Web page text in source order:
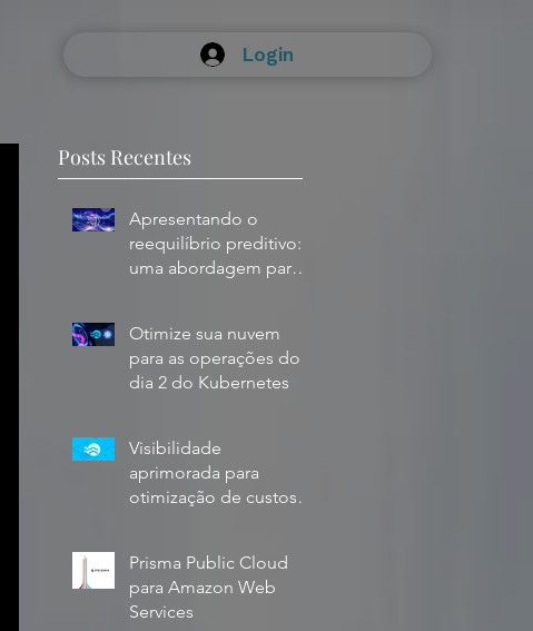
Login
Posts Recentes
Apresentando o
reequilíbrio preditivo:
uma abordagem para o
Otimize sua nuvem
para as operações do
dia 2 do Kubernetes
Visibilidade
aprimorada para
otimização de custos
Prisma Public Cloud
para Amazon Web
Services